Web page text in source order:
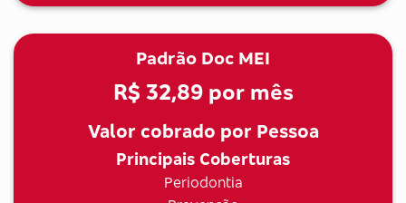
Padrão Doc MEI
R$ 32,89por mês
Valor cobrado por Pessoa
Principais Coberturas
Periodontia